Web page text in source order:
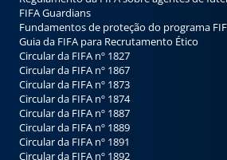
FIFA Guardians
Fundamentos de proteção do programa
Guia da FIFA para Recrutamento Ético
Circular da FIFA nº 1827
Circular da FIFA nº 1867
Circular da FIFA nº 1873
Circular da FIFA nº 1874
Circular da FIFA nº 1887
Circular da FIFA nº 1889
Circular da FIFA nº 1891
Circular da FIFA nº 1892